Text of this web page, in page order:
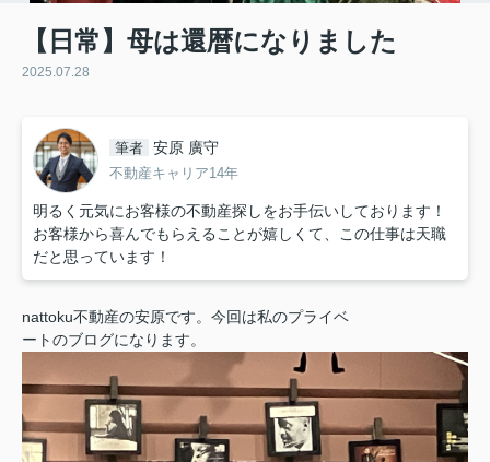
【日常】母は還暦になりました
2025.07.28
筆者 安原 廣守
不動産キャリア14年
明るく元気にお客様の不動産探しをお手伝いしております！
お客様から喜んでもらえることが嬉しくて、この仕事は天職
だと思っています！
nattoku不動産の安原です。今回は私のプライベ
ートのブログになります。